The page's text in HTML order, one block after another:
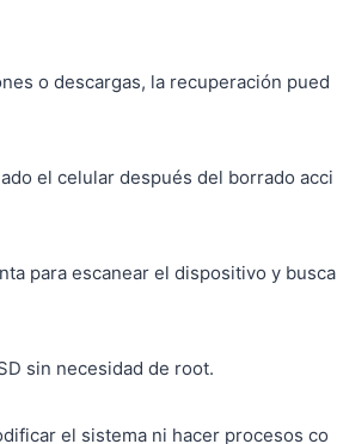
o descargas, la recuperación pued
el celular después del borrado acci
para escanear el dispositivo y busca
sin necesidad de root.
el sistema ni hacer procesos co